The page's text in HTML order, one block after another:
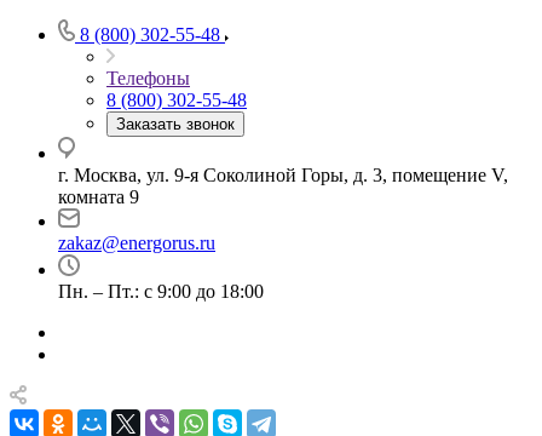
8 (800) 302-55-48
Телефоны
8 (800) 302-55-48
Заказать звонок
г. Москва, ул. 9-я Соколиной Горы, д. 3, помещение V,
комната 9
zakaz@energorus.ru
Пн. – Пт.: с 9:00 до 18:00